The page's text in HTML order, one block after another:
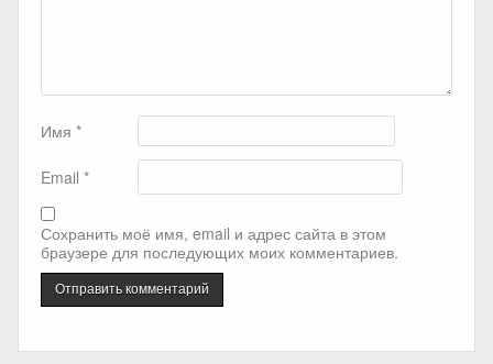
Имя *
Email *
Сохранить моё имя, email и адрес сайта в этом
браузере для последующих моих комментариев.